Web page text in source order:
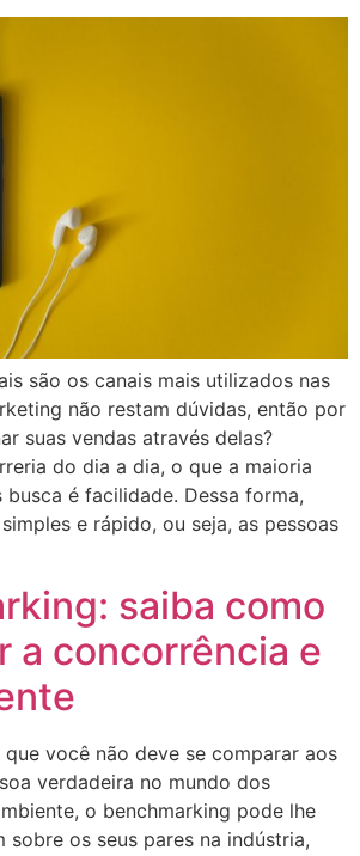
são os canais mais utilizados nas
não restam dúvidas, então por
suas vendas através delas?
do dia a dia, o que a maioria
é facilidade. Dessa forma,
e rápido, ou seja, as pessoas
saiba como
a concorrência e
você não deve se comparar aos
verdadeira no mundo dos
o benchmarking pode lhe
sobre os seus pares na indústria,